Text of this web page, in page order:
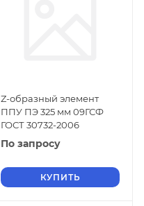
Z-образный элемент
ППУ ПЭ 325 мм 09ГСФ
ГОСТ 30732-2006
По запросу
КУПИТЬ